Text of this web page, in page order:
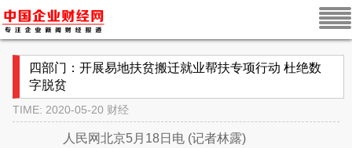
四部门：开展易地扶贫搬迁就业帮扶专项行动 杜绝数
字脱贫
TIME: 2020-05-20 财经
人民网北京5月18日电 (记者林露)